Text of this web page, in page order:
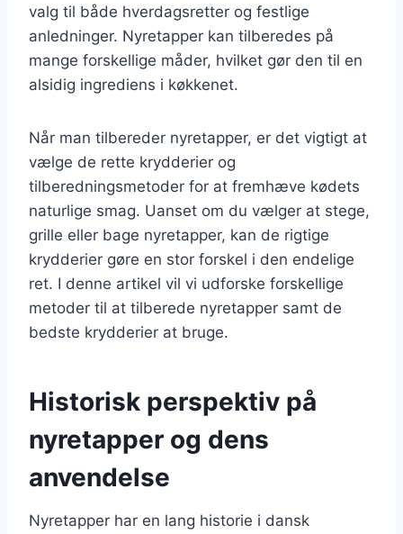
valg til både hverdagsretter og festlige
anledninger. Nyretapper kan tilberedes på
mange forskellige måder, hvilket gør den til en
alsidig ingrediens i køkkenet.
Når man tilbereder nyretapper, er det vigtigt at
vælge de rette krydderier og
tilberedningsmetoder for at fremhæve kødets
naturlige smag. Uanset om du vælger at stege,
grille eller bage nyretapper, kan de rigtige
krydderier gøre en stor forskel i den endelige
ret. I denne artikel vil vi udforske forskellige
metoder til at tilberede nyretapper samt de
bedste krydderier at bruge.
Historisk perspektiv på
nyretapper og dens
anvendelse
Nyretapper har en lang historie i dansk